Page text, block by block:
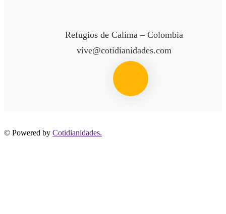
Refugios de Calima – Colombia
vive@cotidianidades.com
© Powered by Cotidianidades.